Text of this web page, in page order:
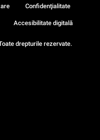
drepturile rezervate.
Confidenţialitate
Accesibilitate digitală